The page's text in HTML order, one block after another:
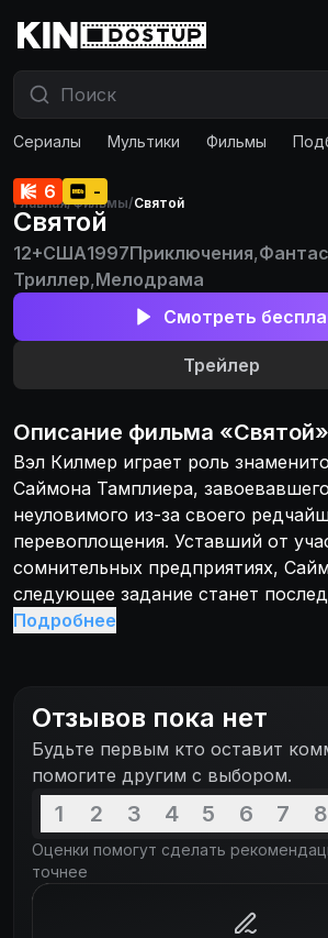
Сериалы Мультики Фильмы
Главная/Фильмы/Святой
6 -
Святой
12+США1997Приключения,
Триллер,Мелодрама
Смотреть
Трейлер
Описание фильма «Святой»
Вэл Килмер играет роль
Саймона Тамплиера,
неуловимого из-за своего
перевоплощения. Уставший от
сомнительных предприятиях,
следующее задание станет
обещает быть нешуточным.
энергии, разработанную
Эммой Рассел. С помощью этой
намерен подчинить себе
не лучшие времена. В дальнейшие
входит мировое господство...
Подробнее
Отзывов пока нет
Будьте первым кто оставит
помогите другим с выбором.
1 2 3 4 5 6 7 8
Оценки помогут сделать
точнее